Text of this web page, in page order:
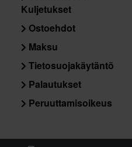
Kuljetukset
Ostoehdot
Maksu
Tietosuojakäytäntö
Palautukset
Peruuttamisoikeus